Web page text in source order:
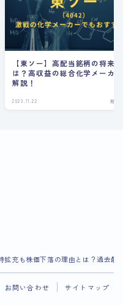
【東ソー】高配当銘柄の将来性
は？高収益の総合化学メーカ
解説！
2023.11.22 銘柄
拡充も株価下落の理由とは？過去最
お問い合わせ サイトマップ